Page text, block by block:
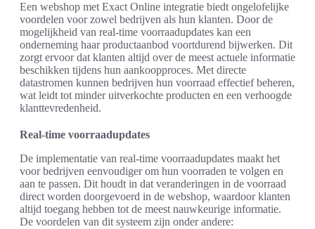
Een webshop met Exact Online integratie biedt ongelofelijke
voordelen voor zowel bedrijven als hun klanten. Door de
mogelijkheid van real-time voorraadupdates kan een
onderneming haar productaanbod voortdurend bijwerken. Dit
zorgt ervoor dat klanten altijd over de meest actuele informatie
beschikken tijdens hun aankoopproces. Met directe
datastromen kunnen bedrijven hun voorraad effectief beheren,
wat leidt tot minder uitverkochte producten en een verhoogde
klanttevredenheid.
Real-time voorraadupdates
De implementatie van real-time voorraadupdates maakt het
voor bedrijven eenvoudiger om hun voorraden te volgen en
aan te passen. Dit houdt in dat veranderingen in de voorraad
direct worden doorgevoerd in de webshop, waardoor klanten
altijd toegang hebben tot de meest nauwkeurige informatie.
De voordelen van dit systeem zijn onder andere: